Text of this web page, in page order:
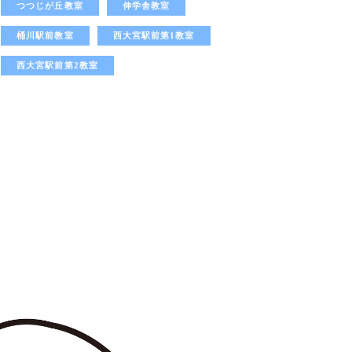
つつじが丘教室 伸学舎教室
桶川駅前教室 西大宮駅前第1教室
西大宮駅前第2教室